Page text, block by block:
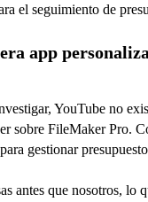
el seguimiento de
app
YouTube no
sobre FileMaker Pro.
gestionar
antes que nosotros, lo